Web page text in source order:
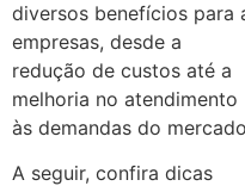
diversos benefícios para
empresas, desde a
redução de custos até a
melhoria no atendimento
às demandas do
A seguir, confira dicas